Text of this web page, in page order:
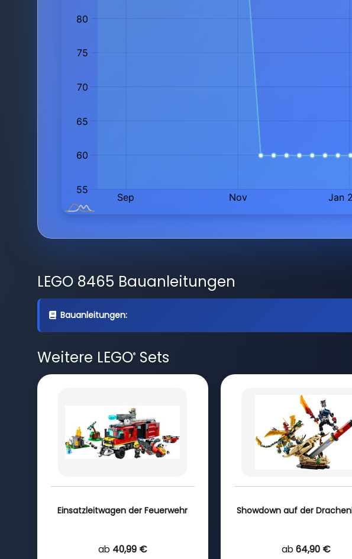
LEGO 8465 Bauanleitungen
Bauanleitungen:
Weitere LEGO®Sets
Einsatzleitwagen der Feuerwehr
ab 40,99 €
Showdown auf der
ab 64,90 €